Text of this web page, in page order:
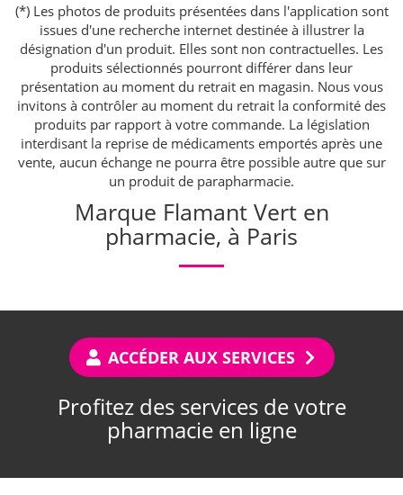
(*) Les photos de produits présentées dans l'application sont
issues d'une recherche internet destinée à illustrer la
désignation d'un produit. Elles sont non contractuelles. Les
produits sélectionnés pourront différer dans leur
présentation au moment du retrait en magasin. Nous vous
invitons à contrôler au moment du retrait la conformité des
produits par rapport à votre commande. La législation
interdisant la reprise de médicaments emportés après une
vente, aucun échange ne pourra être possible autre que sur
un produit de parapharmacie.
Marque Flamant Vert en
pharmacie, à Paris
ACCÉDER AUX SERVICES
Profitez des services de votre
pharmacie en ligne